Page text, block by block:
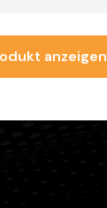
anzeigen